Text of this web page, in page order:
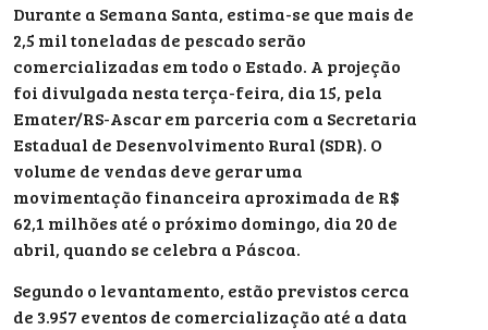
Durante a Semana Santa, estima-se que mais de
2,5 mil toneladas de pescado serão
comercializadas em todo o Estado. A projeção
foi divulgada nesta terça-feira, dia 15, pela
Emater/RS-Ascar em parceria com a Secretaria
Estadual de Desenvolvimento Rural (SDR). O
volume de vendas deve gerar uma
movimentação financeira aproximada de R$
62,1 milhões até o próximo domingo, dia 20 de
abril, quando se celebra a Páscoa.
Segundo o levantamento, estão previstos cerca
de 3.957 eventos de comercialização até a data